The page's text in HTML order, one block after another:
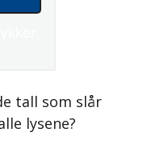
tall som slår
lysene?